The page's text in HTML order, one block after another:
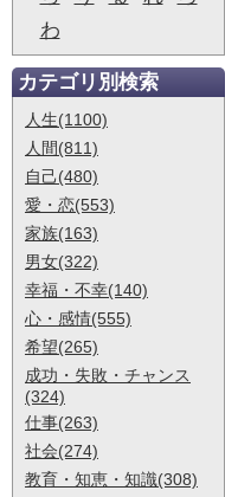
わ
カテゴリ別検索
人生(1100)
人間(811)
自己(480)
愛・恋(553)
家族(163)
男女(322)
幸福・不幸(140)
心・感情(555)
希望(265)
成功・失敗・チャンス
(324)
仕事(263)
社会(274)
教育・知恵・知識(308)